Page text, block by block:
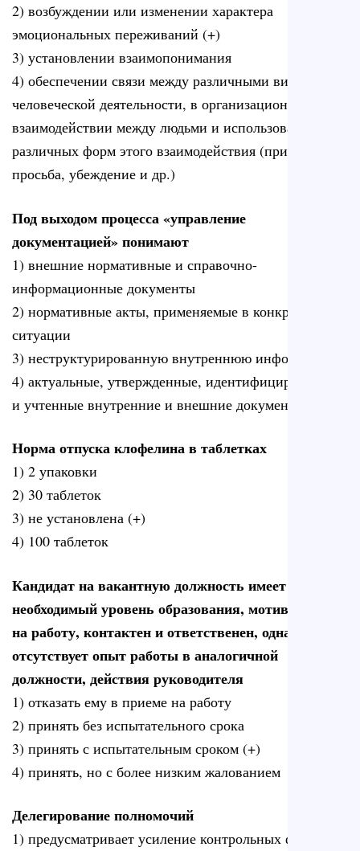
2) возбуждении или изменении характера
эмоциональных переживаний (+)
3) установлении взаимопонимания
4) обеспечении связи между различными видами
человеческой деятельности, в организационном
взаимодействии между людьми и использовании
различных форм этого взаимодействия (приказ,
просьба, убеждение и др.)
Под выходом процесса «управление
документацией» понимают
1) внешние нормативные и справочно-
информационные документы
2) нормативные акты, применяемые в конкретной
ситуации
3) неструктурированную внутреннюю информацию
4) актуальные, утвержденные, идентифицированные
и учтенные внутренние и внешние документы (+)
Норма отпуска клофелина в таблетках
1) 2 упаковки
2) 30 таблеток
3) не установлена (+)
4) 100 таблеток
Кандидат на вакантную должность имеет
необходимый уровень образования, мотивирован
на работу, контактен и ответственен, однако
отсутствует опыт работы в аналогичной
должности, действия руководителя
1) отказать ему в приеме на работу
2) принять без испытательного срока
3) принять с испытательным сроком (+)
4) принять, но с более низким жалованием
Делегирование полномочий
1) предусматривает усиление контрольных функций